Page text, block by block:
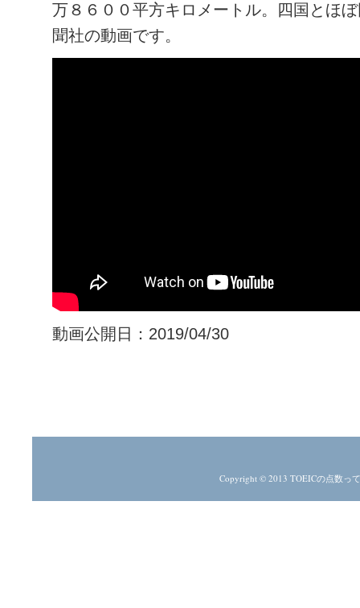
万８６００平方キロメートル。四国とほ
聞社の動画です。
動画公開日：2019/04/30
Copyright © 2013 TOEICの点数っ